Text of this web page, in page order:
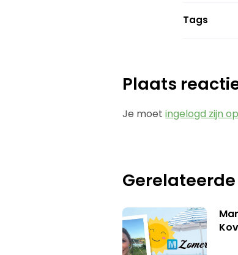
Tags
Plaats
Je moetingelogd zijn op